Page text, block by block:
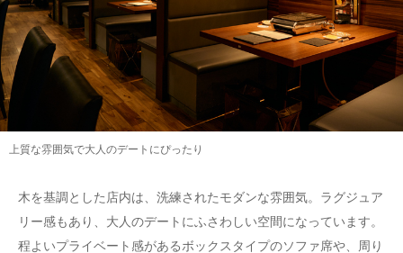
上質な雰囲気で大人のデートにぴったり
木を基調とした店内は、洗練されたモダンな雰囲気。ラグジュア
リー感もあり、大人のデートにふさわしい空間になっています。
程よいプライベート感があるボックスタイプのソファ席や、周り